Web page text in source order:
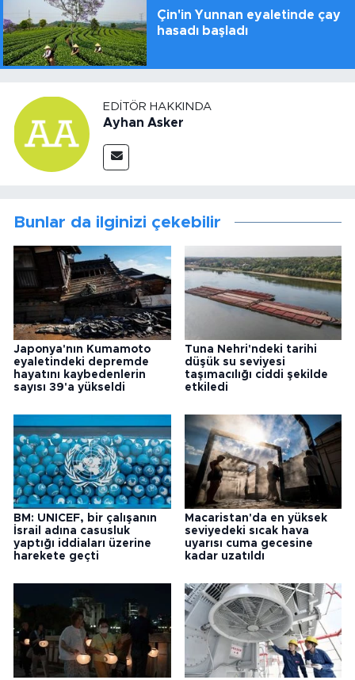
Çin'in Yunnan eyaletinde çay
hasadı başladı
EDITÖR HAKKINDA
Ayhan Asker
Bunlar da ilginizi çekebilir
Japonya'nın Kumamoto
eyaletindeki depremde
hayatını kaybedenlerin
sayısı 39'a yükseldi
Tuna Nehri'ndeki tarihi
düşük su seviyesi
taşımacılığı ciddi şekilde
etkiledi
BM: UNICEF, bir çalışanın
İsrail adına casusluk
yaptığı iddiaları üzerine
harekete geçti
Macaristan'da en yüksek
seviyedeki sıcak hava
uyarısı cuma gecesine
kadar uzatıldı